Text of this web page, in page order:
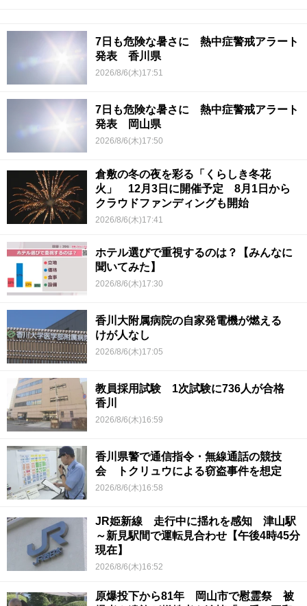
7日も危険な暑さに 熱中症警戒アラート
発表 香川県
2026/8/6(木)17:51
7日も危険な暑さに 熱中症警戒アラート
発表 岡山県
2026/8/6(木)17:50
倉敷の冬の夜を彩る「くらしき冬花
火」 12月3日に開催予定 8月1日から
クラウドファンディングも開始
2026/8/6(木)17:41
ホテル選びで重視するのは？【みんなに
聞いてみた】
2026/8/6(木)17:30
香川大附属病院の自家発電機が燃える
けが人なし
2026/8/6(木)17:05
教員採用試験 1次試験に736人が合格
香川
2026/8/6(木)16:59
香川県警で通信指令・無線通話の競技
会 トクリュウによる窃盗事件を想定
2026/8/6(木)16:58
JR姫新線 走行中に揺れを感知 津山駅
～新見駅間で運転見合わせ【午後4時45分
現在】
2026/8/6(木)16:52
原爆投下から81年 岡山市で慰霊祭 被